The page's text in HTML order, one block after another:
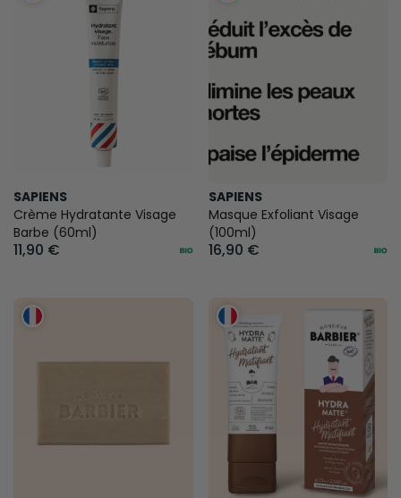
SAPIENS
Crème Hydratante Visage
Barbe (60ml)
11,90 €
SAPIENS
Masque Exfoliant Visage
(100ml)
16,90 €